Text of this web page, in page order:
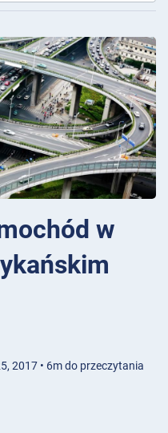
w
2017 • 6m do przeczytania